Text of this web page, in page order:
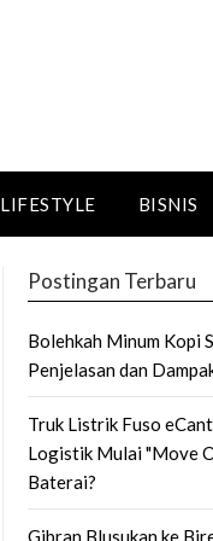
LIFESTYLE BISNIS
Postingan Terbaru
Bolehkah Minum Kopi
Penjelasan dan
Truk Listrik Fuso
Logistik Mulai "Move
Baterai?
Gibran Blusukan ke